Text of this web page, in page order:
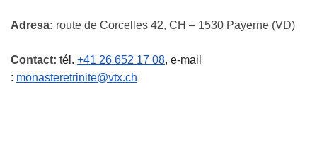
Adresa: route de Corcelles 42, CH – 1530 Payerne (VD)
Contact: tél. +41 26 652 17 08, e-mail
: monasteretrinite@vtx.ch